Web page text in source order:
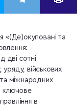
«(Де)окуповані та
дві сотні
військових
та міжнародних
ключове
в